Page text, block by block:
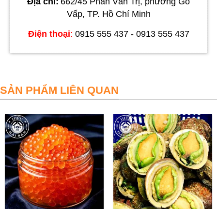
SẢN PHẨM CÁ HỒI NAUY PHI LÊ
Cá hồi tươi sống sau khi đánh bắt được các nhà máy sản
chuẩn bảo quản tối ưu trong thùng lạnh ở nhiệt độ 0-1*C, sau
đó chuyển qua khu vận chuyển bằng máy bay xuất khẩu ra
Thế Giới.
Từ cá hồi nguyên con, cửa hàng sẽ phi lê phần thịt ngon nhất
của cá. Loại bỏ hoàn toàn lớp xương và mỡ và bỏ luôn cả da
nếu quý khách yêu cầu. Với cá hồi phi lê tươi ngon, quý khách
có thể ăn sống hoặc chế biến món ăn như nướng, chiên, nấu
cháo,…
Vấp, TP. Hồ Chí Minh
Điện thoại: 0915 555 437 - 0913 555 437
SẢN PHẨM LIÊN QUAN